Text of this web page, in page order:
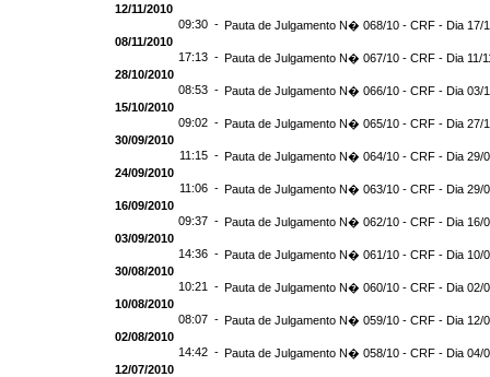
12/11/2010
09:30 - Pauta de Julgamento N� 068/10 - CRF - Dia 17/
08/11/2010
17:13 - Pauta de Julgamento N� 067/10 - CRF - Dia 11/
28/10/2010
08:53 - Pauta de Julgamento N� 066/10 - CRF - Dia 03/
15/10/2010
09:02 - Pauta de Julgamento N� 065/10 - CRF - Dia 27/
30/09/2010
11:15 - Pauta de Julgamento N� 064/10 - CRF - Dia 29/
24/09/2010
11:06 - Pauta de Julgamento N� 063/10 - CRF - Dia 29/
16/09/2010
09:37 - Pauta de Julgamento N� 062/10 - CRF - Dia 16/
03/09/2010
14:36 - Pauta de Julgamento N� 061/10 - CRF - Dia 10/
30/08/2010
10:21 - Pauta de Julgamento N� 060/10 - CRF - Dia 02/
10/08/2010
08:07 - Pauta de Julgamento N� 059/10 - CRF - Dia 12/
02/08/2010
14:42 - Pauta de Julgamento N� 058/10 - CRF - Dia 04/
12/07/2010